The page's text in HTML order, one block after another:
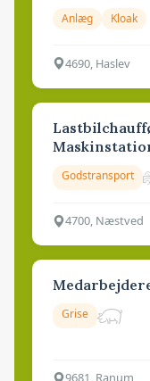
Anlæg Kloak
4690, Haslev
Godstransport
4700, Næstved
Grise
9681, Ranum